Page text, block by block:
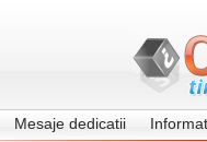
Mesaje dedicatii